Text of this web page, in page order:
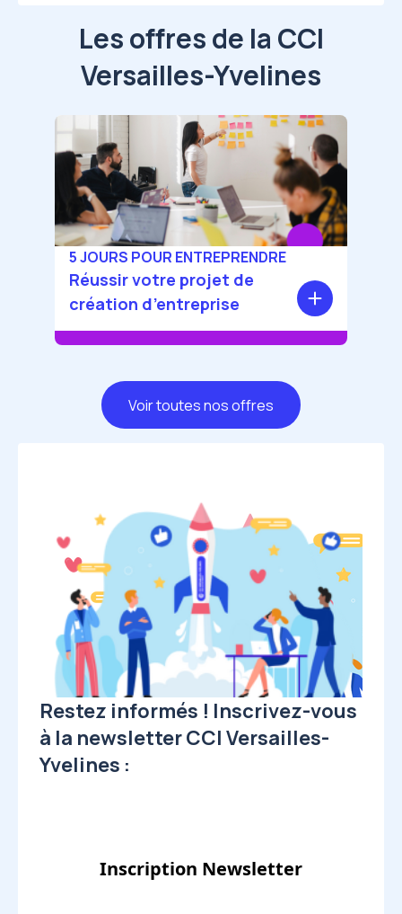
Les offres de la CCI
Versailles-Yvelines
Image
5 JOURS POUR ENTREPRENDRE
Réussir votre projet de
création d’entreprise
Mettez toutes les chances
de votre côté pour réussir
votre projet de création
d'entreprise
Formation
En savoir plus
Voir toutes nos offres
Restez informés ! Inscrivez-vous
à la newsletter CCI Versailles-
Yvelines :
Inscription Newsletter